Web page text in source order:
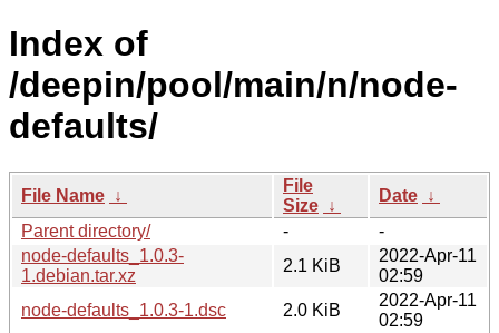
Index of
/deepin/pool/main/n/node-
defaults/
File Name ↓
File
Size ↓
Date ↓
Parent directory/
-
-
node-defaults_1.0.3-
1.debian.tar.xz
2.1 KiB
2022-Apr-11
02:59
node-defaults_1.0.3-1.dsc
2.0 KiB
2022-Apr-11
02:59